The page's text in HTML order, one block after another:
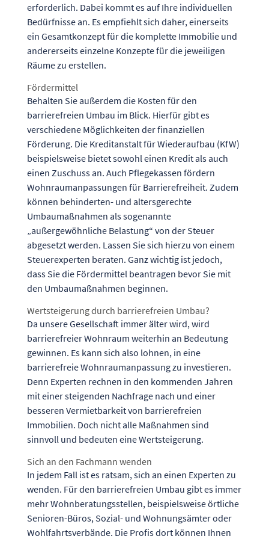
erforderlich. Dabei kommt es auf Ihre individuellen
Bedürfnisse an. Es empfiehlt sich daher, einerseits
ein Gesamtkonzept für die komplette Immobilie und
andererseits einzelne Konzepte für die jeweiligen
Räume zu erstellen.
Fördermittel
Behalten Sie außerdem die Kosten für den
barrierefreien Umbau im Blick. Hierfür gibt es
verschiedene Möglichkeiten der finanziellen
Förderung. Die Kreditanstalt für Wiederaufbau (KfW)
beispielsweise bietet sowohl einen Kreditals auch
einen Zuschussan. Auch Pflegekassen fördern
Wohnraumanpassungen für Barrierefreiheit. Zudem
können behinderten- und altersgerechte
Umbaumaßnahmen als sogenannte
„außergewöhnliche Belastung“ von der Steuer
abgesetzt werden. Lassen Sie sich hierzu von einem
Steuerexperten beraten. Ganz wichtig ist jedoch,
dass Sie die Fördermittel beantragen bevor Sie mit
den Umbaumaßnahmen beginnen.
Wertsteigerung durch barrierefreien Umbau?
Da unsere Gesellschaft immer älter wird, wird
barrierefreier Wohnraum weiterhin an Bedeutung
gewinnen. Es kann sich also lohnen, in eine
barrierefreie Wohnraumanpassung zu investieren.
Denn Experten rechnen in den kommenden Jahren
mit einer steigenden Nachfrage nach und einer
besseren Vermietbarkeit von barrierefreien
Immobilien. Doch nicht alle Maßnahmen sind
sinnvoll und bedeuten eine Wertsteigerung.
Sich an den Fachmann wenden
In jedem Fall ist es ratsam, sich an einen Experten zu
wenden. Für den barrierefreien Umbau gibt es immer
mehr Wohnberatungsstellen, beispielsweise örtliche
Senioren-Büros, Sozial- und Wohnungsämter oder
Wohlfahrtsverbände. Die Profis dort können Ihnen